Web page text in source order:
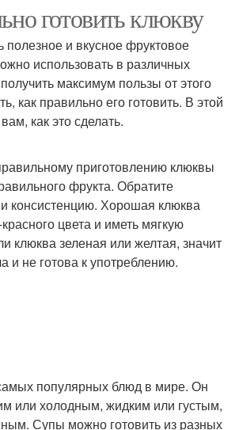
готовить клюкву
полезное и вкусное фруктовое
использовать в различных
максимум пользы от этого
как правильно его готовить. В этой
как это сделать.
приготовлению клюквы
фрукта. Обратите
консистенцию. Хорошая клюква
цвета и иметь мягкую
клюква зеленая или желтая, значит
и не готова к употреблению.
популярных блюд в мире. Он
или холодным, жидким или густым,
Супы можно готовить из разных